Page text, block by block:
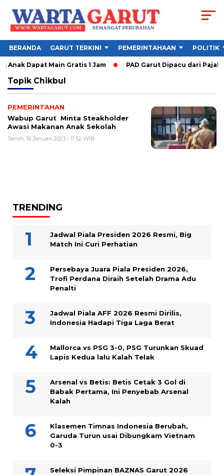
BERANDA GARUT TERKINI PEMERINTAHAAN POLITIK
Dapat Main Gratis 1 Jam PAD Garut Dipacu dari Pajak
Topik Chikbul
PEMERINTAHAN
Wabup Garut Minta Steakholder
Awasi Makanan Anak Sekolah
Senin, 16 Januari 2023 - 11:52 WIB
TRENDING
Jadwal Piala Presiden 2026 Resmi, Big
Match Ini Curi Perhatian
Persebaya Juara Piala Presiden 2026,
Trofi Perdana Diraih Setelah Drama Adu
Penalti
Jadwal Piala AFF 2026 Resmi Dirilis,
Indonesia Hadapi Tiga Laga Berat
Mallorca vs PSG 3-0, PSG Turunkan Skuad
Lapis Kedua lalu Kalah Telak
Arsenal vs Betis: Betis Cetak 3 Gol di
Babak Pertama, Ini Penyebab Arsenal
Kalah
Klasemen Timnas Indonesia Berubah,
Garuda Turun usai Dibungkam Vietnam
0-3
Seleksi Pimpinan BAZNAS Garut 2026